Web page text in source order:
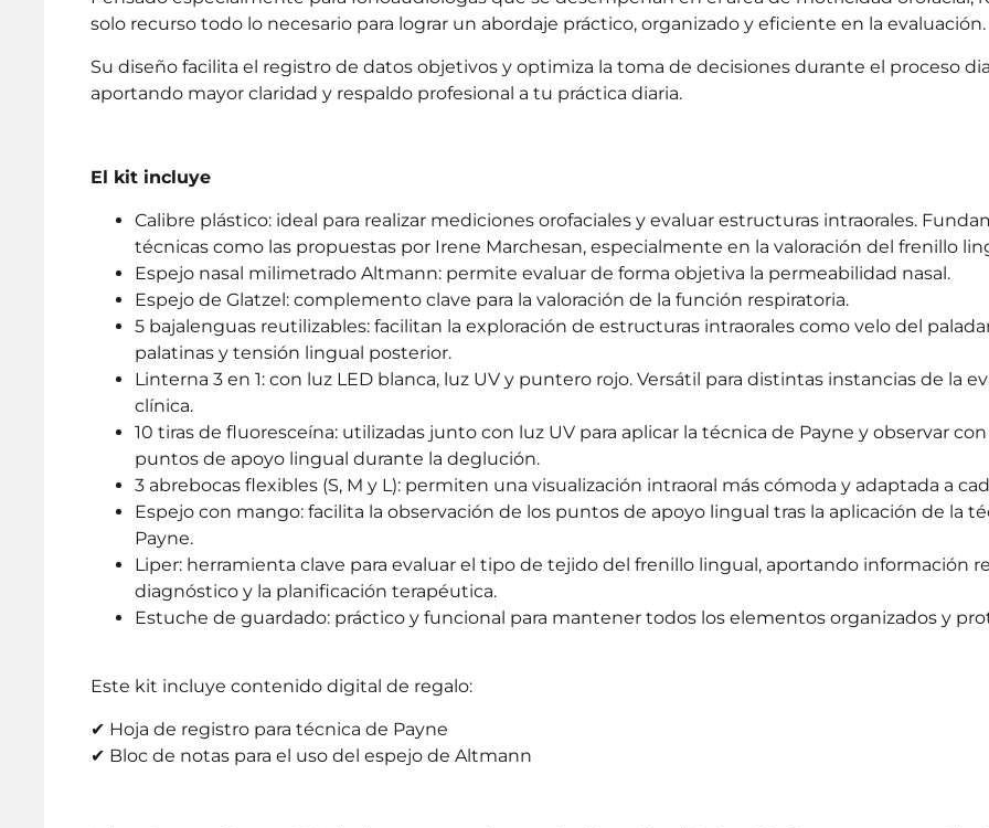
solo recurso todo lo necesario para lograr un abordaje práctico, organizado y eficiente en la evaluación.
Su diseño facilita el registro de datos objetivos y optimiza la toma de decisiones durante el proceso
aportando mayor claridad y respaldo profesional a tu práctica diaria.
El kit incluye
Calibre plástico: ideal para realizar mediciones orofaciales y evaluar estructuras intraorales.
técnicas como las propuestas por Irene Marchesan, especialmente en la valoración del frenillo
Espejo nasal milimetrado Altmann: permite evaluar de forma objetiva la permeabilidad nasal.
Espejo de Glatzel: complemento clave para la valoración de la función respiratoria.
5 bajalenguas reutilizables: facilitan la exploración de estructuras intraorales como velo del
palatinas y tensión lingual posterior.
Linterna 3 en 1: con luz LED blanca, luz UV y puntero rojo. Versátil para distintas instancias de la
clínica.
10 tiras de fluoresceína: utilizadas junto con luz UV para aplicar la técnica de Payne y observar
puntos de apoyo lingual durante la deglución.
3 abrebocas flexibles (S, M y L): permiten una visualización intraoral más cómoda y adaptada a
Espejo con mango: facilita la observación de los puntos de apoyo lingual tras la aplicación de la
Payne.
Liper: herramienta clave para evaluar el tipo de tejido del frenillo lingual, aportando información
diagnóstico y la planificación terapéutica.
Estuche de guardado: práctico y funcional para mantener todos los elementos organizados y
Este kit incluye contenido digital de regalo:
✔ Hoja de registro para técnica de Payne
✔ Bloc de notas para el uso del espejo de Altmann